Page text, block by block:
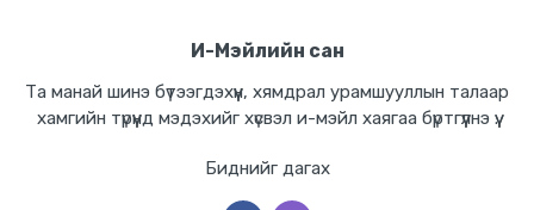
И-Мэйлийн сан
Та манай шинэ бүтээгдэхүүн, хямдрал урамшууллын талаар
хамгийн түрүүнд мэдэхийг хүсвэл и-мэйл хаягаа бүртгүүлнэ үү.
Биднийг дагах